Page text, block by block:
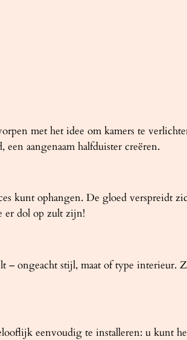
met het idee om kamers te
aangenaam halfduister creëren.
kunt ophangen. De gloed verspreidt
er dol op zult zijn!
– ongeacht stijl, maat of type interieur.
eenvoudig te installeren: u kunt